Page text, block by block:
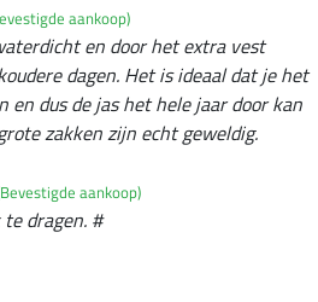
aankoop)
en door het extra vest
dagen. Het is ideaal dat je het
dus de jas het hele jaar door kan
zakken zijn echt geweldig.
aankoop)
dragen. #